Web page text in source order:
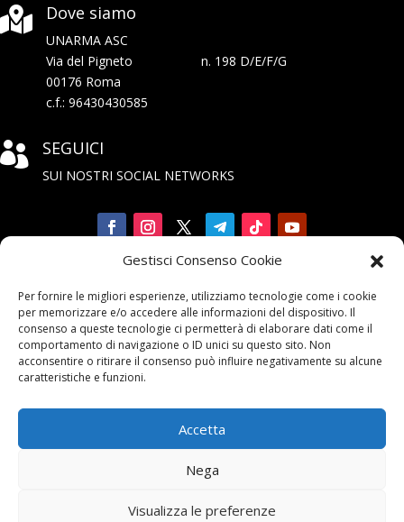
Gestisci Consenso Cookie
Per fornire le migliori esperienze, utilizziamo tecnologie come i cookie
per memorizzare e/o accedere alle informazioni del dispositivo. Il
consenso a queste tecnologie ci permetterà di elaborare dati come il
comportamento di navigazione o ID unici su questo sito. Non
acconsentire o ritirare il consenso può influire negativamente su alcune
caratteristiche e funzioni.
Accetta
Nega
Visualizza le preferenze
 Dove siamo
UNARMA ASC
Via del Pigneto n. 198 D/E/F/G
00176 Roma
c.f.: 96430430585
 SEGUICI
SUI NOSTRI SOCIAL NETWORKS

alla Newsletter
unarmaasc@pec.it